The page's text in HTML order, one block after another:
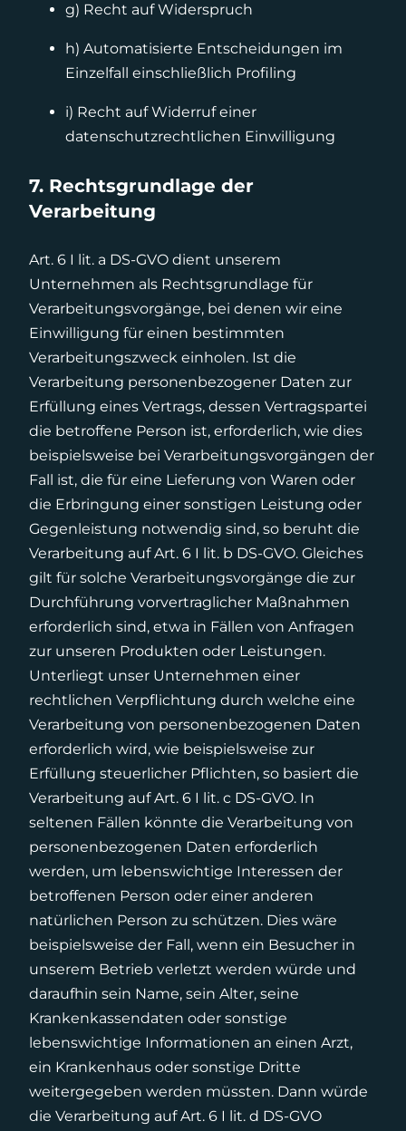
g) Recht auf Widerspruch
h) Automatisierte Entscheidungen im
Einzelfall einschließlich Profiling
i) Recht auf Widerruf einer
datenschutzrechtlichen Einwilligung
7. Rechtsgrundlage der
Verarbeitung
Art. 6 I lit. a DS-GVO dient unserem
Unternehmen als Rechtsgrundlage für
Verarbeitungsvorgänge, bei denen wir eine
Einwilligung für einen bestimmten
Verarbeitungszweck einholen. Ist die
Verarbeitung personenbezogener Daten zur
Erfüllung eines Vertrags, dessen Vertragspartei
die betroffene Person ist, erforderlich, wie dies
beispielsweise bei Verarbeitungsvorgängen der
Fall ist, die für eine Lieferung von Waren oder
die Erbringung einer sonstigen Leistung oder
Gegenleistung notwendig sind, so beruht die
Verarbeitung auf Art. 6 I lit. b DS-GVO. Gleiches
gilt für solche Verarbeitungsvorgänge die zur
Durchführung vorvertraglicher Maßnahmen
erforderlich sind, etwa in Fällen von Anfragen
zur unseren Produkten oder Leistungen.
Unterliegt unser Unternehmen einer
rechtlichen Verpflichtung durch welche eine
Verarbeitung von personenbezogenen Daten
erforderlich wird, wie beispielsweise zur
Erfüllung steuerlicher Pflichten, so basiert die
Verarbeitung auf Art. 6 I lit. c DS-GVO. In
seltenen Fällen könnte die Verarbeitung von
personenbezogenen Daten erforderlich
werden, um lebenswichtige Interessen der
betroffenen Person oder einer anderen
natürlichen Person zu schützen. Dies wäre
beispielsweise der Fall, wenn ein Besucher in
unserem Betrieb verletzt werden würde und
daraufhin sein Name, sein Alter, seine
Krankenkassendaten oder sonstige
lebenswichtige Informationen an einen Arzt,
ein Krankenhaus oder sonstige Dritte
weitergegeben werden müssten. Dann würde
die Verarbeitung auf Art. 6 I lit. d DS-GVO